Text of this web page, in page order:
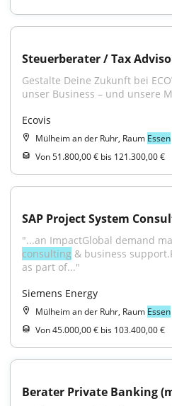
Steuerberater / Tax
Gestalte Deine Zukunft bei
unser Business – und unsere
Ecovis
Mülheim an der Ruhr, Raum Essen
Von 51.800,00 € bis 121.300,00 €
SAP Project System
consulting & business
as part of..."
Siemens Energy
Mülheim an der Ruhr, Raum Essen
Von 45.000,00 € bis 103.400,00 €
Berater Private Banking